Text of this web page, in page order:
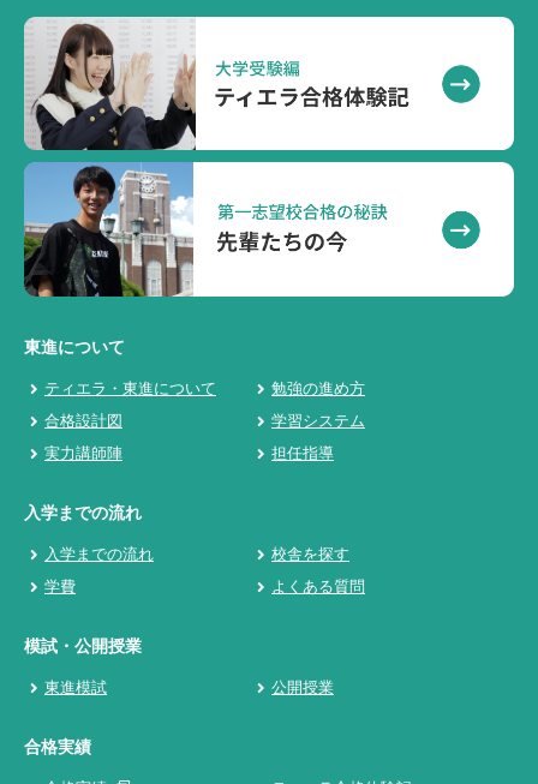
東進について
ティエラ・東進について
勉強の進め方
合格設計図
学習システム
実力講師陣
担任指導
入学までの流れ
入学までの流れ
校舎を探す
学費
よくある質問
模試・公開授業
東進模試 公開授業
合格実績